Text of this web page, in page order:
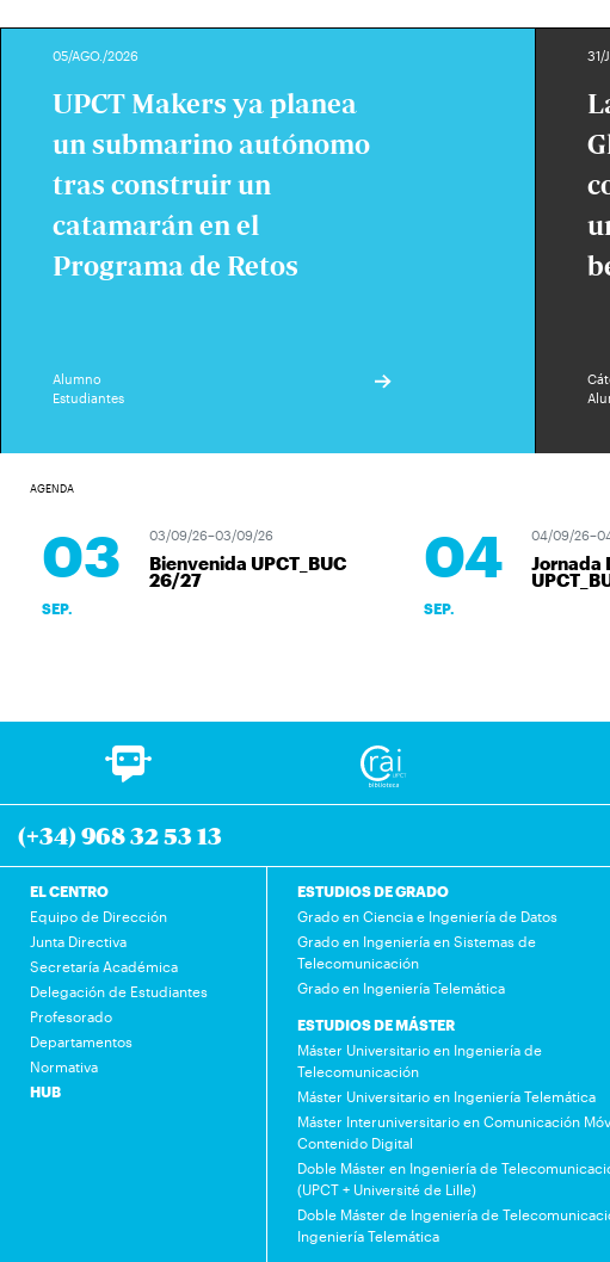
05/AGO./2026
UPCT Makers ya planea
un submarino autónomo
tras construir un
catamarán en el
Programa de Retos
Alumno
Estudiantes
31/
AGENDA
03
SEP.
03/09/26–03/09/26
Bienvenida UPCT_BUC
26/27 04
SEP.
04/09/
Jornada
(+34) 968 32 53 13
EL CENTRO
Equipo de Dirección
Junta Directiva
Secretaría Académica
Delegación de Estudiantes
Profesorado
Departamentos
Normativa
HUB
ESTUDIOS DE GRADO
Grado en Ciencia e Ingeniería de Datos
Grado en Ingeniería en Sistemas de
Telecomunicación
Grado en Ingeniería Telemática
ESTUDIOS DE MÁSTER
Máster Universitario en Ingeniería de
Telecomunicación
Máster Universitario en Ingeniería Telemática
Máster Interuniversitario en Comunicación
Contenido Digital
Doble Máster en Ingeniería de
(UPCT + Université de Lille)
Doble Máster de Ingeniería de
Ingeniería Telemática